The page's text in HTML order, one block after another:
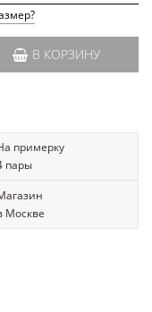
В КОРЗИНУ
примерку
пары
Москве